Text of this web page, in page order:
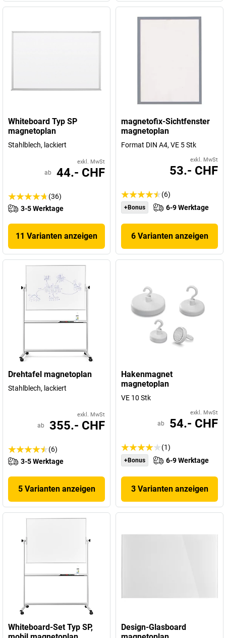
Whiteboard Typ SP
magnetoplan
Stahlblech, lackiert
exkl. MwSt
ab 44.- CHF
(36)
3-5 Werktage
11 Varianten anzeigen
magnetofix-Sichtfenster
magnetoplan
Format DIN A4, VE 5 Stk
exkl. MwSt
53.- CHF
(6)
+Bonus 6-9 Werktage
6 Varianten anzeigen
Drehtafel magnetoplan
Stahlblech, lackiert
exkl. MwSt
ab 355.- CHF
(6)
3-5 Werktage
5 Varianten anzeigen
Hakenmagnet
magnetoplan
VE 10 Stk
exkl. MwSt
ab 54.- CHF
(1)
+Bonus 6-9 Werktage
3 Varianten anzeigen
Whiteboard-Set Typ SP,
Design-Glasboard